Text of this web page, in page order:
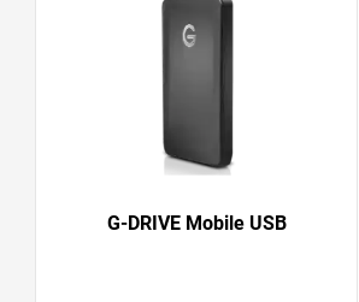
G-DRIVE Mobile USB